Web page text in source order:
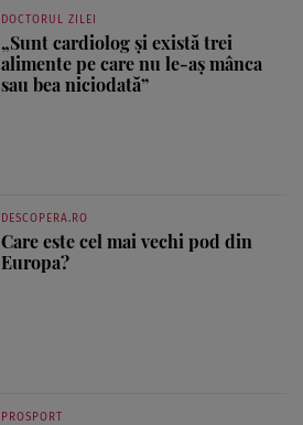
DOCTORUL ZILEI
„Sunt cardiolog și există trei
alimente pe care nu le-aș mânca
sau bea niciodată”
DESCOPERA.RO
Care este cel mai vechi pod din
Europa?
PROSPORT